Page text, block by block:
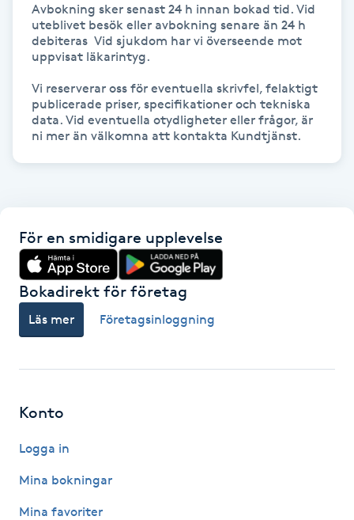
Huduppstramning
Hudvård
Hyaluronsyra
Hårborttagning
Hårbottenbehandling
Hälsprickor
Avbokning sker senast 24 h innan bokad tid. Vid
uteblivet besök eller avbokning senare än 24 h
debiteras  Vid sjukdom har vi överseende mot
uppvisat läkarintyg.
Vi reserverar oss för eventuella skrivfel, felaktigt
publicerade priser, specifikationer och tekniska
data. Vid eventuella otydligheter eller frågor, är
ni mer än välkomna att kontakta Kundtjänst.
För en smidigare upplevelse
Bokadirekt för företag
Läs mer Företagsinloggning
Konto
Logga in
Mina bokningar
Mina favoriter